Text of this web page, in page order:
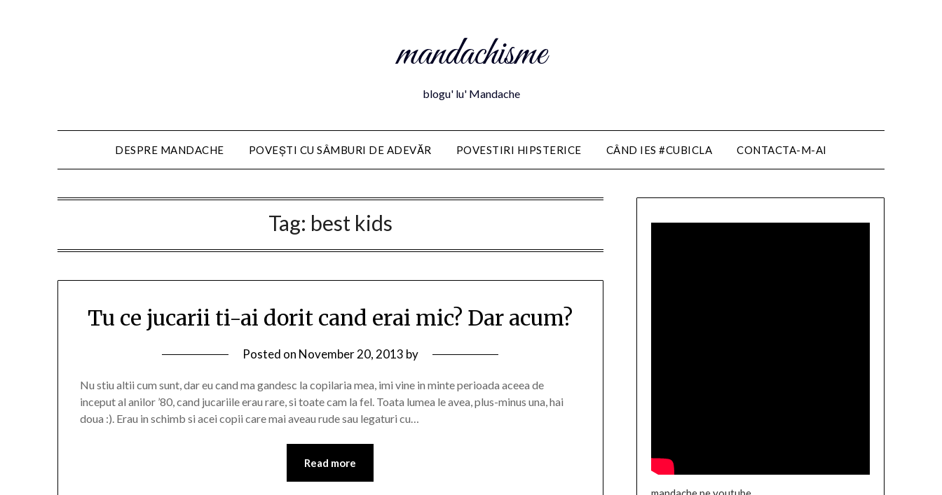
mandachisme
blogu' lu' Mandache
DESPRE MANDACHE POVEȘTI CU SÂMBURI DE ADEVĂR POVESTIRI HIPSTERICE CÂND IES #CUBICLA CONTACTA-M-AI
Tag: best kids
Tu ce jucarii ti-ai dorit cand erai mic? Dar acum?
Posted on November 20, 2013 by
Nu stiu altii cum sunt, dar eu cand ma gandesc la copilaria mea, imi vine in minte perioada aceea de
inceput al anilor ’80, cand jucariile erau rare, si toate cam la fel. Toata lumea le avea, plus-minus una, hai
doua :). Erau in schimb si acei copii care mai aveau rude sau legaturi cu…
Read more